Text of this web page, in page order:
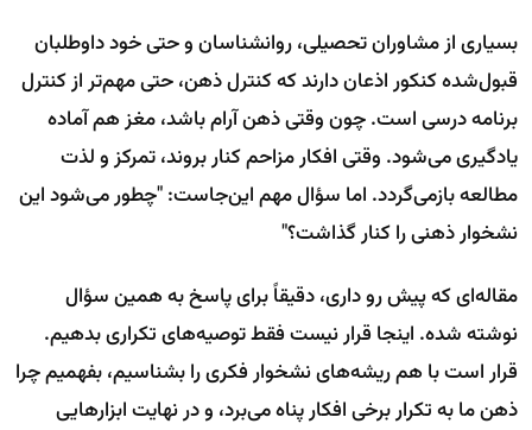
بسیاری از مشاوران تحصیلی، روانشناسان و حتی خود داوطلبان
قبول‌شده کنکور اذعان دارند که کنترل ذهن، حتی مهم‌تر از کنترل
برنامه درسی است. چون وقتی ذهن آرام باشد، مغز هم آماده
یادگیری می‌شود. وقتی افکار مزاحم کنار بروند، تمرکز و لذت
مطالعه بازمی‌گردد. اما سؤال مهم این‌جاست: "چطور می‌شود این
نشخوار ذهنی را کنار گذاشت؟"
مقاله‌ای که پیش رو داری، دقیقاً برای پاسخ به همین سؤال
نوشته شده. اینجا قرار نیست فقط توصیه‌های تکراری بدهیم.
قرار است با هم ریشه‌های نشخوار فکری را بشناسیم، بفهمیم چرا
ذهن ما به تکرار برخی افکار پناه می‌برد، و در نهایت ابزارهایی